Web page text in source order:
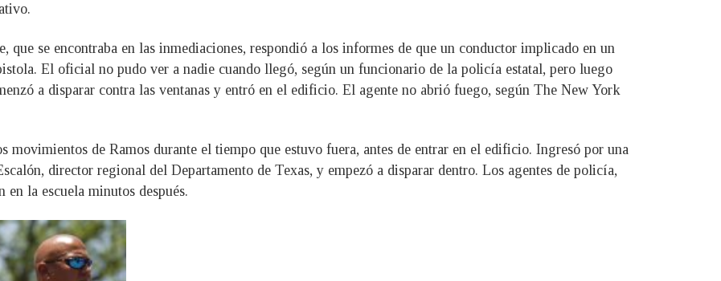
que se encontraba en las inmediaciones, respondió a los informes de que un conductor implicado en un
El oficial no pudo ver a nadie cuando llegó, según un funcionario de la policía estatal, pero luego
a disparar contra las ventanas y entró en el edificio. El agente no abrió fuego, según The New York
movimientos de Ramos durante el tiempo que estuvo fuera, antes de entrar en el edificio. Ingresó por una
director regional del Departamento de Texas, y empezó a disparar dentro. Los agentes de policía,
la escuela minutos después.